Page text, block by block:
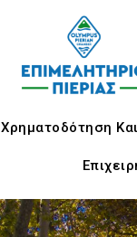
Χρηματοδότηση